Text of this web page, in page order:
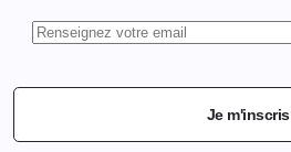
Je m'inscris